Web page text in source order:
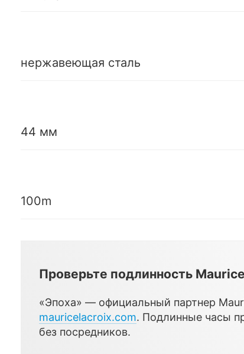
нержавеющая сталь
44 мм
100m
Проверьте подлинность
«Эпоха» — официальный партнер
mauricelacroix.com. Подлинные часы
без посредников.